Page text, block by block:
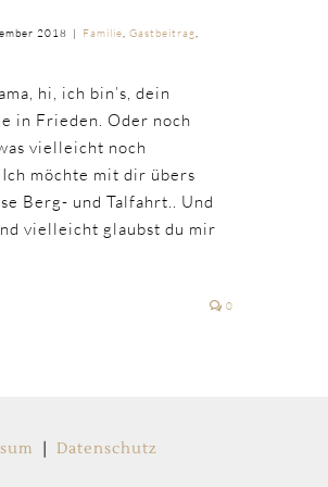
2018 | Familie Gastbeitrag
hi, ich bin’s, dein
in Frieden. Oder noch
vielleicht noch
möchte mit dir übers
Berg- und Talfahrt.. Und
vielleicht glaubst du mir
0
Datenschutz